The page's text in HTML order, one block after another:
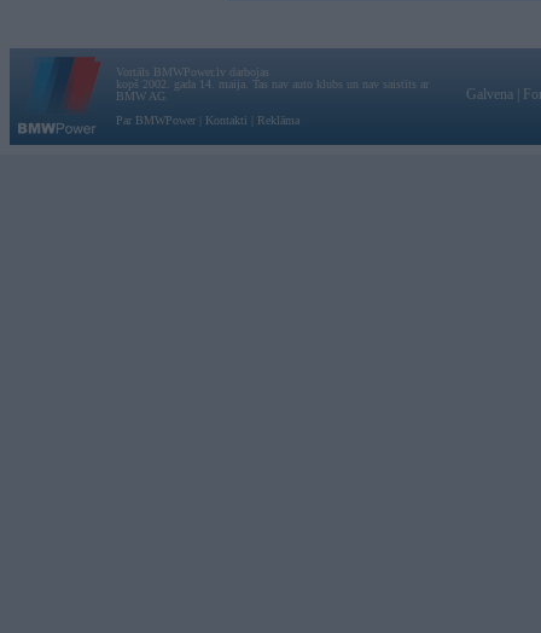
Vortāls BMWPower.lv darbojas
kopš 2002. gada 14. maija. Tas nav auto klubs un nav saistīts ar
BMW AG.
Par BMWPower
Kontakti Reklāma
Galvena